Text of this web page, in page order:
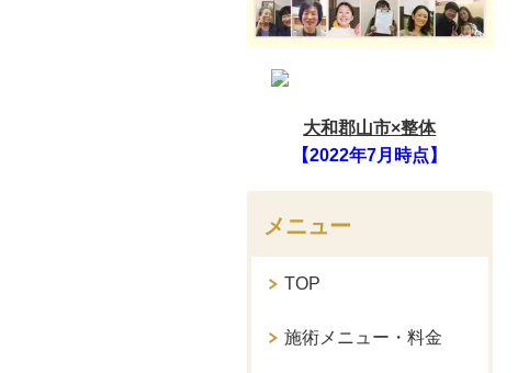
大和郡山市×整体
【2022年7月時点】
メニュー
TOP
施術メニュー・料金